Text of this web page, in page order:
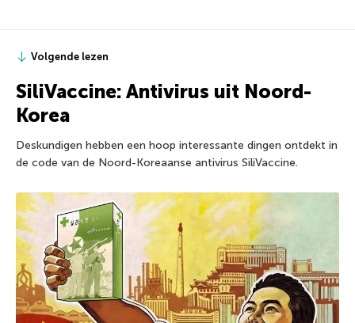
Volgende lezen
SiliVaccine: Antivirus uit Noord-
Korea
Deskundigen hebben een hoop interessante dingen ontdekt in
de code van de Noord-Koreaanse antivirus SiliVaccine.